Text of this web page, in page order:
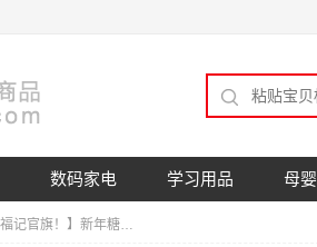
数码家电 学习用品 母
【徐福记官旗！】新年糖桶混合多口味420g